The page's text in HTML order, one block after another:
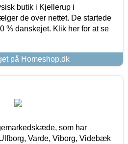
butik i Kjellerup i
de over nettet. De startede
% danskejet. Klik her for at se
på Homeshop.dk
som har
Varde, Viborg, Videbæk